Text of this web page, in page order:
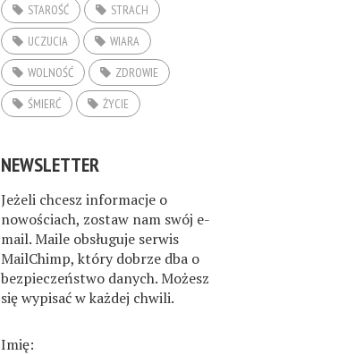
STAROŚĆ
STRACH
UCZUCIA
WIARA
WOLNOŚĆ
ZDROWIE
ŚMIERĆ
ŻYCIE
NEWSLETTER
Jeżeli chcesz informacje o
nowościach, zostaw nam swój e-
mail. Maile obsługuje serwis
MailChimp, który dobrze dba o
bezpieczeństwo danych. Możesz
się wypisać w każdej chwili.
Imię: